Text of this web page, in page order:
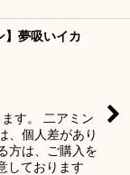
】夢吸いイカ
す。 二アミン
、個人差があり
方は、ご購入を
しております